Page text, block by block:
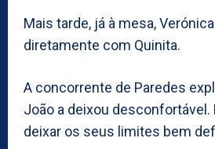
Mais tarde, já à mesa,
diretamente com Quinita.
A concorrente de Paredes
João a deixou desconfortável.
deixar os seus limites bem